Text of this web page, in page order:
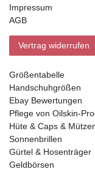
Impressum
AGB
Vertrag widerrufen
Größentabelle
Handschuhgrößen
Ebay Bewertungen
Pflege von Oilskin-
Hüte & Caps &
Sonnenbrillen
Gürtel & Hosenträger
Geldbörsen